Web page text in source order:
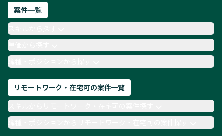
ネットワークエンジニア
AIエンジニア
Webデザイナー
月収100万円 業務委託
COBOL
Ruby
TypeScript
Laravel AWS
案件一覧
単価から探す
職種・ポジションから探す
リモートワーク・在宅可の案件一覧
職種・ポジションからリモートワーク・在宅可の案件探す